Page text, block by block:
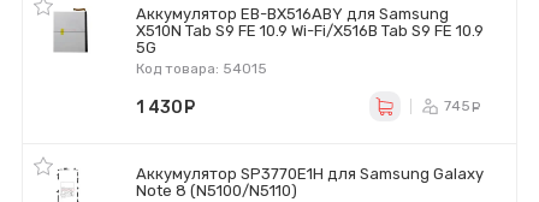
Аккумулятор EB-BX516ABY для Samsung
X510N Tab S9 FE 10.9 Wi-Fi/X516B Tab S9 FE 10.9
5G
Код товара: 54015
1 430 745
Аккумулятор SP3770E1H для Samsung Galaxy
Note 8 (N5100/N5110)